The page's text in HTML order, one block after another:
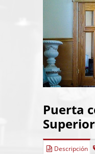
Puerta
Superior
Descripción